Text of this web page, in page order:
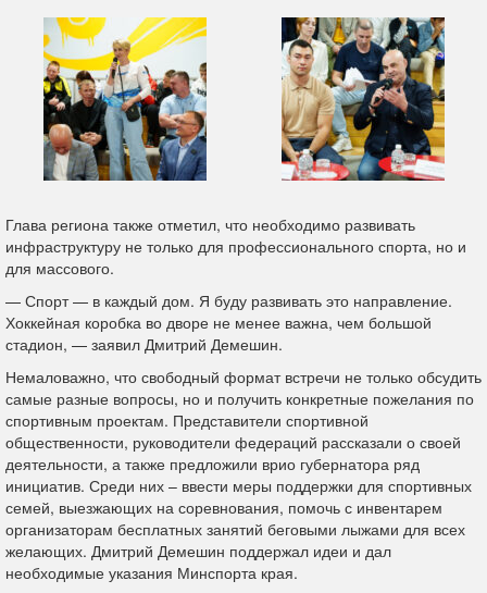
Глава региона также отметил, что необходимо развивать
инфраструктуру не только для профессионального спорта, но и
для массового.
— Спорт — в каждый дом. Я буду развивать это направление.
Хоккейная коробка во дворе не менее важна, чем большой
стадион, — заявил Дмитрий Демешин.
Немаловажно, что свободный формат встречи не только обсудить
самые разные вопросы, но и получить конкретные пожелания по
спортивным проектам. Представители спортивной
общественности, руководители федераций рассказали о своей
деятельности, а также предложили врио губернатора ряд
инициатив. Среди них – ввести меры поддержки для спортивных
семей, выезжающих на соревнования, помочь с инвентарем
организаторам бесплатных занятий беговыми лыжами для всех
желающих. Дмитрий Демешин поддержал идеи и дал
необходимые указания Минспорта края.